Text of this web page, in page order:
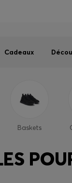
Cadeaux
Baskets